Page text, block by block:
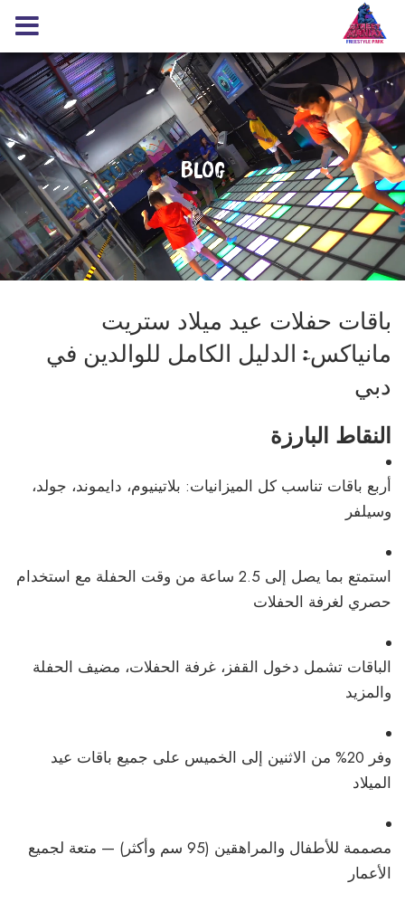
Blog
باقات حفلات عيد ميلاد ستريت
مانياكس: الدليل الكامل للوالدين في
دبي
النقاط البارزة
أربع باقات تناسب كل الميزانيات: بلاتينيوم، دايموند، جولد،
وسيلفر
استمتع بما يصل إلى 2.5 ساعة من وقت الحفلة مع استخدام
حصري لغرفة الحفلات
الباقات تشمل دخول القفز، غرفة الحفلات، مضيف الحفلة
والمزيد
وفر 20% من الاثنين إلى الخميس على جميع باقات عيد
الميلاد
مصممة للأطفال والمراهقين (95 سم وأكثر) — متعة لجميع
الأعمار